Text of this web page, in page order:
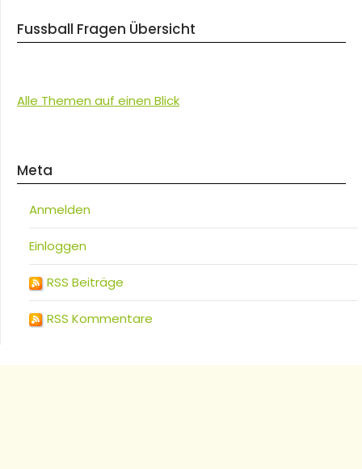
Fussball Fragen Übersicht
Alle Themen auf einen Blick
Meta
Anmelden
Einloggen
RSS Beiträge
RSS Kommentare